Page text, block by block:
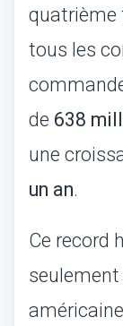
quatrième
tous les
de 638
une
un an.
Ce record